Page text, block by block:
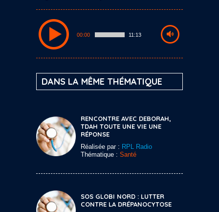
00:00 11:13
DANS LA MÊME THÉMATIQUE
RENCONTRE AVEC DEBORAH,
TDAH TOUTE UNE VIE UNE
RÉPONSE
Réalisée par : RPL Radio
Thématique : Santé
SOS GLOBI NORD : LUTTER
CONTRE LA DRÉPANOCYTOSE